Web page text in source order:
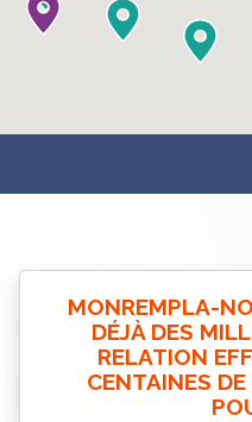
MONREMPLA-
DÉJÀ DES
RELATION
CENTAINES